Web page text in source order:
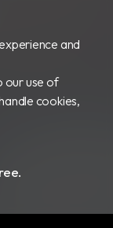
and
our use of
cookies,